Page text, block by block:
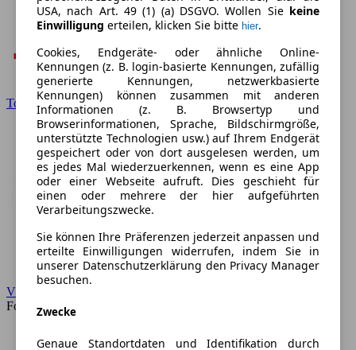
Toyota
VW
Forum
USA, nach Art. 49 (1) (a) DSGVO. Wollen Sie keine
Einwilligung erteilen, klicken Sie bitte hier.
Cookies, Endgeräte- oder ähnliche Online-
Kennungen (z. B. login-basierte Kennungen, zufällig
generierte Kennungen, netzwerkbasierte
Kennungen) können zusammen mit anderen
Informationen (z. B. Browsertyp und
Browserinformationen, Sprache, Bildschirmgröße,
unterstützte Technologien usw.) auf Ihrem Endgerät
gespeichert oder von dort ausgelesen werden, um
es jedes Mal wiederzuerkennen, wenn es eine App
oder einer Webseite aufruft. Dies geschieht für
einen oder mehrere der hier aufgeführten
Verarbeitungszwecke.
Sie können Ihre Präferenzen jederzeit anpassen und
erteilte Einwilligungen widerrufen, indem Sie in
unserer Datenschutzerklärung den Privacy Manager
besuchen.
Zwecke
Genaue Standortdaten und Identifikation durch